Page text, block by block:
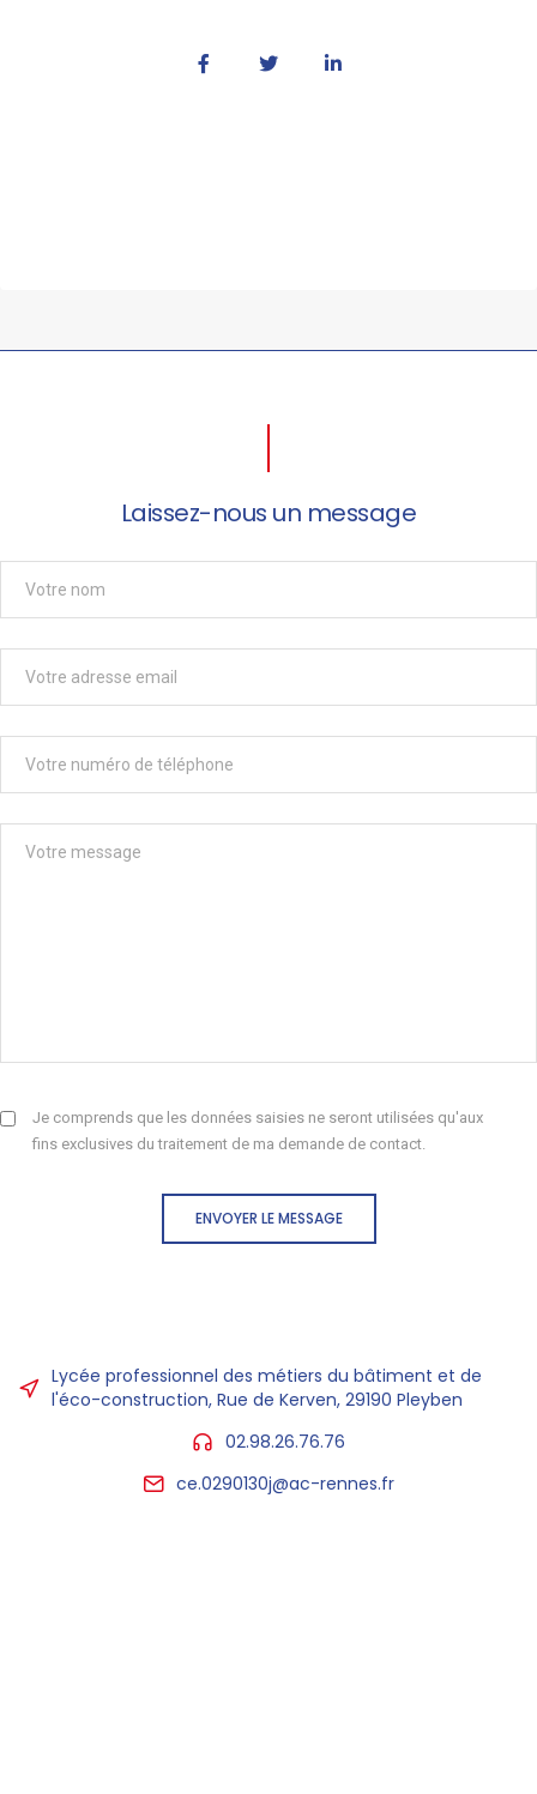
Laissez-nous un message
Je comprends que les données saisies ne seront utilisées qu'aux
fins exclusives du traitement de ma demande de contact.
ENVOYER LE MESSAGE
Lycée professionnel des métiers du bâtiment et de
l'éco-construction, Rue de Kerven, 29190 Pleyben
02.98.26.76.76
ce.0290130j@ac-rennes.fr